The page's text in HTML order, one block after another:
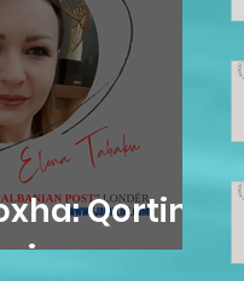
Qortim